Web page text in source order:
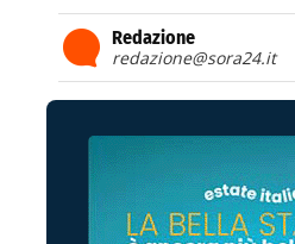
Redazione
redazione@sora24.it